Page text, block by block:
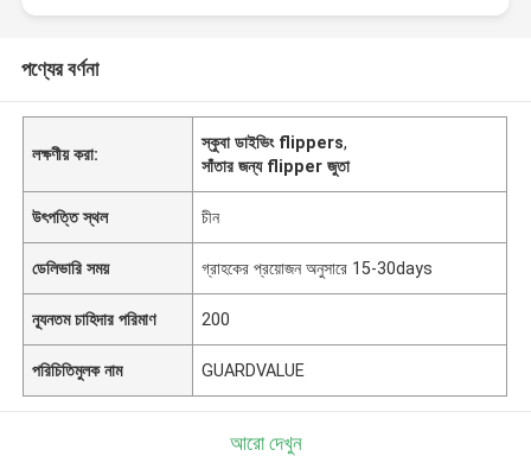
পণ্যের বর্ণনা
লক্ষণীয় করা:
স্কুবা ডাইভিং flippers,
সাঁতার জন্য flipper জুতা
উৎপত্তি স্থল চীন
ডেলিভারি সময় গ্রাহকের প্রয়োজন অনুসারে 15-30days
ন্যূনতম চাহিদার পরিমাণ 200
পরিচিতিমুলক নাম GUARDVALUE
আরো দেখুন